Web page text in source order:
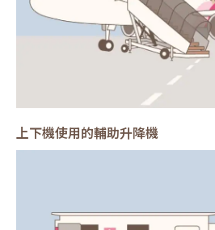
上下機使用的輔助升降機